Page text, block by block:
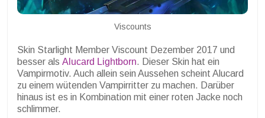
Viscounts
Skin Starlight Member Viscount Dezember 2017 und
besser als Alucard Lightborn. Dieser Skin hat ein
Vampirmotiv. Auch allein sein Aussehen scheint Alucard
zu einem wütenden Vampirritter zu machen. Darüber
hinaus ist es in Kombination mit einer roten Jacke noch
schlimmer.